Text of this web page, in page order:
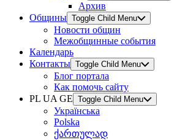
Архив
Общины Toggle Child Menu
Новости общин
Межобщинные события
Календарь
Контакты Toggle Child Menu
Блог портала
Как помочь сайту
PL UA GE Toggle Child Menu
Українська
Polska
ქართულად